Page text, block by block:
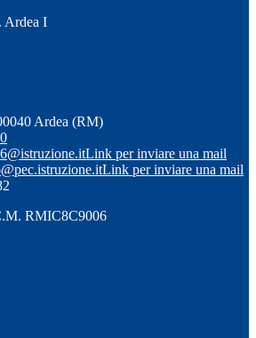
Ardea I
Ardea (RM)
Link per inviare una mail
Link per inviare una mail
RMIC8C9006